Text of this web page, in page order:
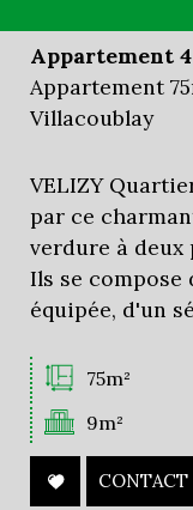
Appartement
Appartement
Villacoublay
VELIZY
par ce
verdure à deux
Ils se compose
équipée, d'un
75m²
9m²
CONTACT